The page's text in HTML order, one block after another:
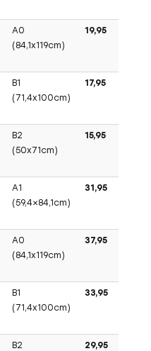
A0
(84,1x119cm)
19,95
B1
(71,4x100cm)
17,95
B2
(50x71cm)
15,95
A1
(59,4×84,1cm)
31,95
A0
(84,1x119cm)
37,95
B1
(71,4x100cm)
33,95
B2
29,95